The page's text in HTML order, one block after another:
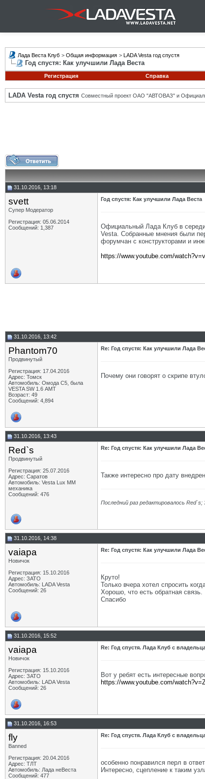
Лада Веста Клуб > Общая информация > LADA Vesta год спустя
Год спустя: Как улучшили Лада Веста
Регистрация
Справка
LADA Vesta год спустя Совместный проект ОАО "АВТОВАЗ" и
31.10.2016, 13:18
svett
Супер Модератор
Регистрация: 05.06.2014
Сообщений: 1,387
Год спустя: Как улучшили Лада Веста
Официальный Лада Клуб в
Vesta. Собранные мнения были
форумчан с конструкторами и
https://www.youtube.com/
31.10.2016, 13:42
Phantom70
Продвинутый
Регистрация: 17.04.2016
Адрес: Томск
Автомобиль: Омода С5, была
VESTA SW 1.6 АМТ
Возраст: 49
Сообщений: 4,894
Re: Год спустя: Как улучшили Лада
Почему они говорят о скрипе
31.10.2016, 13:43
Red`s
Продвинутый
Регистрация: 25.07.2016
Адрес: Саратов
Автомобиль: Vesta Lux MM
механика
Сообщений: 476
Re: Год спустя: Как улучшили Лада
Также интересно про дату
Последний раз редактировалось Red`s;
31.10.2016, 14:38
vaiapa
Новичок
Регистрация: 15.10.2016
Адрес: ЗАТО
Автомобиль: LADA Vesta
Сообщений: 26
Re: Год спустя: Как улучшили Лада
Круто!
Только вчера хотел спросить
Хорошо, что есть обратная связь.
Спасибо
31.10.2016, 15:52
vaiapa
Новичок
Регистрация: 15.10.2016
Адрес: ЗАТО
Автомобиль: LADA Vesta
Сообщений: 26
Re: Год спустя. Лада Клуб с
Вот у ребят есть интересные
https://www.youtube.com/
31.10.2016, 16:53
fly
Banned
Регистрация: 20.04.2016
Адрес: ТЛТ
Автомобиль: Лада неВеста
Сообщений: 477
Re: Год спустя. Лада Клуб с
особенно понравилcя перл в
Интересно, сцепление к таким